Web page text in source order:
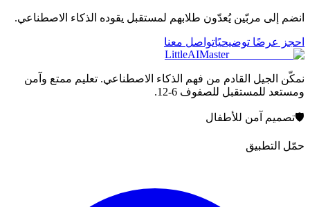
انضم إلى مربّين يُعدّون طلابهم لمستقبل يقوده الذكاء الاصطناعي.
احجز عرضًا توضيحيًاتواصل معنا
LittleAIMaster
نمكّن الجيل القادم من فهم الذكاء الاصطناعي. تعليم ممتع وآمن
ومستعد للمستقبل للصفوف 6-12.
🛡️تصميم آمن للأطفال
حمّل التطبيق